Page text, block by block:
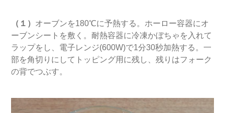
（１） オーブンを180℃に予熱する。ホーロー容器にオ
ーブンシートを敷く。耐熱容器に冷凍かぼちゃを入れて
ラップをし、電子レンジ(600W)で1分30秒加熱する。一
部を角切りにしてトッピング用に残し、残りはフォーク
の背でつぶす。